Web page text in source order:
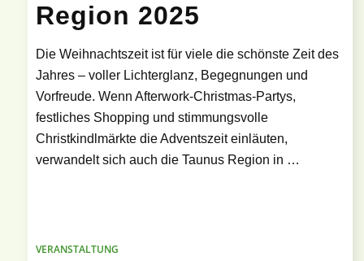
Region 2025
Die Weihnachtszeit ist für viele die schönste Zeit des
Jahres – voller Lichterglanz, Begegnungen und
Vorfreude. Wenn Afterwork-Christmas-Partys,
festliches Shopping und stimmungsvolle
Christkindlmärkte die Adventszeit einläuten,
verwandelt sich auch die Taunus Region in …
VERANSTALTUNG